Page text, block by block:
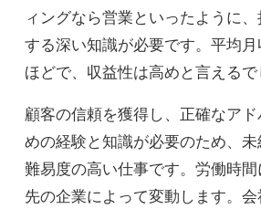
ィングなら営業といったように
する深い知識が必要です。平均
ほどで、収益性は高めと言えるで
顧客の信頼を獲得し、正確なア
めの経験と知識が必要のため、
難易度の高い仕事です。労働時
先の企業によって変動します。